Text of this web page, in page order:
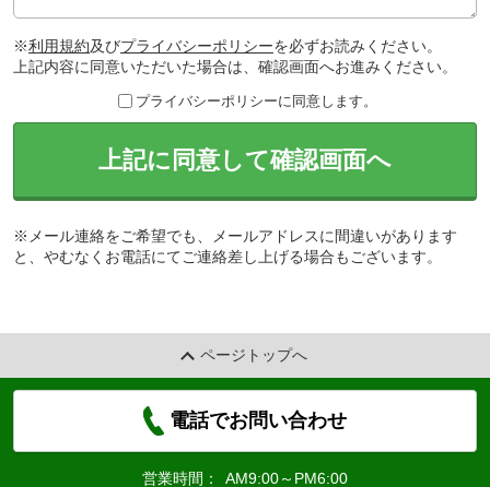
※利用規約及びプライバシーポリシーを必ずお読みください。
上記内容に同意いただいた場合は、確認画面へお進みください。
プライバシーポリシーに同意します。
上記に同意して確認画面へ
※メール連絡をご希望でも、メールアドレスに間違いがあります
と、やむなくお電話にてご連絡差し上げる場合もございます。
ページトップへ
電話でお問い合わせ
営業時間： AM9:00～PM6:00